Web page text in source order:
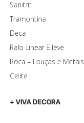
Sanitrit
Tramontina
Deca
Ralo Linear Elleve
Roca – Louças e Metais
Celite
+ VIVA DECORA